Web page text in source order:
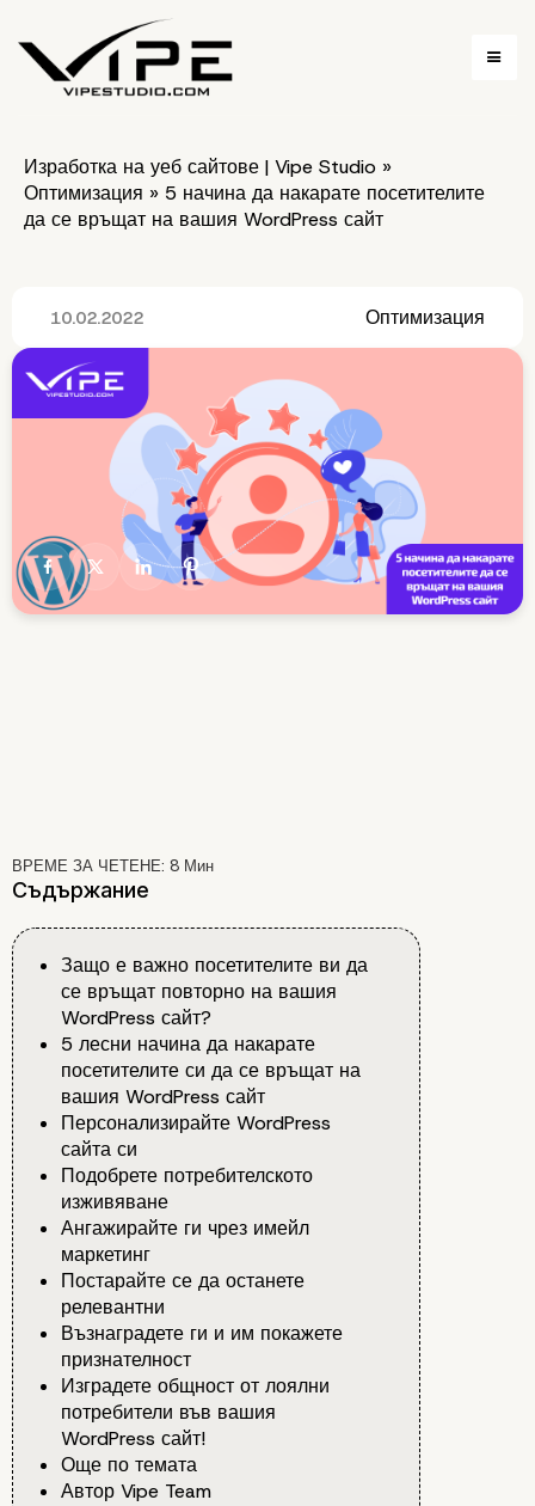
Изработка на уеб сайтове | Vipe Studio »
Оптимизация » 5 начина да накарате посетителите
да се връщат на вашия WordPress сайт
10.02.2022 Оптимизация
ВРЕМЕ ЗА ЧЕТЕНЕ: 8 Мин
Съдържание
Защо е важно посетителите ви да
се връщат повторно на вашия
WordPress сайт?
5 лесни начина да накарате
посетителите си да се връщат на
вашия WordPress сайт
Персонализирайте WordPress
сайта си
Подобрете потребителското
изживяване
Ангажирайте ги чрез имейл
маркетинг
Постарайте се да останете
релевантни
Възнаградете ги и им покажете
признателност
Изградете общност от лоялни
потребители във вашия
WordPress сайт!
Още по темата
Автор Vipe Team